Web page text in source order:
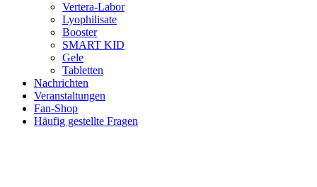
Vertera-Labor
Lyophilisate
Booster
SMART KID
Gele
Tabletten
Nachrichten
Veranstaltungen
Fan-Shop
Häufig gestellte Fragen